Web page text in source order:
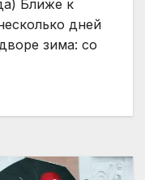
Ближе к
дней
зима: со